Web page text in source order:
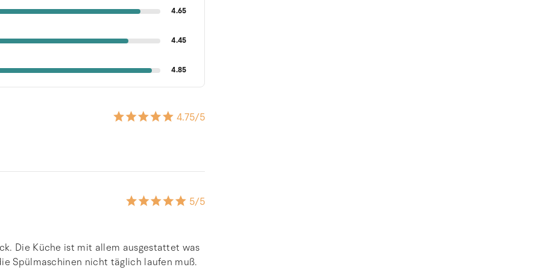
4.65
4.45
4.85
4.75/5
5/5
Die Küche ist mit allem ausgestattet was
Spülmaschinen nicht täglich laufen muß.